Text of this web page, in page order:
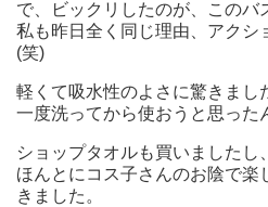
で、ビックリしたのが、このバ
私も昨日全く同じ理由、アクシ
(笑)
軽くて吸水性のよさに驚きまし
一度洗ってから使おうと思った
ショップタオルも買いましたし、
ほんとにコス子さんのお陰で楽
きました。